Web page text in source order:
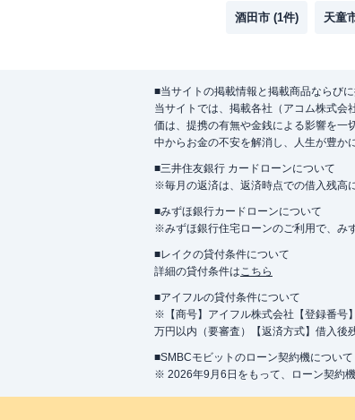
酒田市 (1件) 天童
■当サイトの掲載情報と掲載商品ならび
当サイトでは、掲載各社（アコム株式会
価は、提携の有無や金銭による影響を一
中からお金の不安を解消し、人生が豊か
■三井住友銀行 カードローンについて
※毎月の返済は、返済時点での借入残高
■みずほ銀行カードローンについて
※みずほ銀行住宅ローンのご利用で、み
■レイクの貸付条件について
詳細の貸付条件はこちら
■アイフルの貸付条件について
※【商号】アイフル株式会社【登録番号
万円以内（要審査）【返済方式】借入後
■SMBCモビットのローン契約機について
※ 2026年9月6日をもって、ローン契約